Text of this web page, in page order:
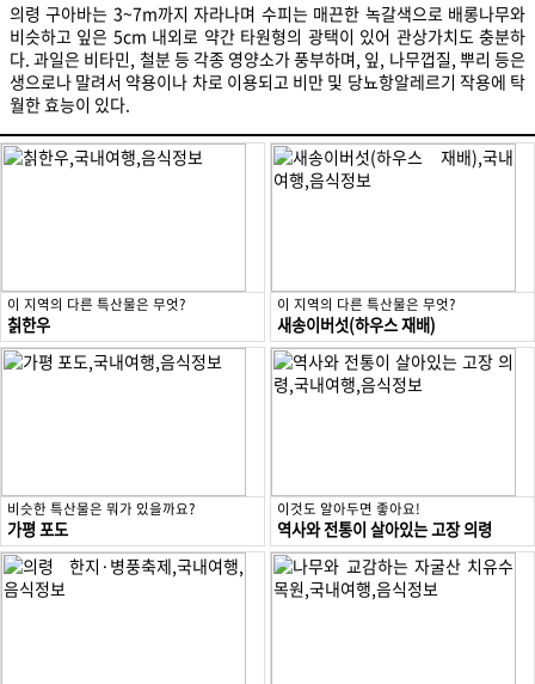
의령 구아바는 3~7m까지 자라나며 수피는 매끈한 녹갈색으로 배롱나무와
비슷하고 잎은 5cm 내외로 약간 타원형의 광택이 있어 관상가치도 충분하
다. 과일은 비타민, 철분 등 각종 영양소가 풍부하며, 잎, 나무껍질, 뿌리 등은
생으로나 말려서 약용이나 차로 이용되고 비만 및 당뇨항알레르기 작용에 탁
월한 효능이 있다.
이 지역의 다른 특산물은 무엇?
칡한우
이 지역의 다른 특산물은 무엇?
새송이버섯(하우스 재배)
비슷한 특산물은 뭐가 있을까요?
가평 포도
이것도 알아두면 좋아요!
역사와 전통이 살아있는 고장 의령